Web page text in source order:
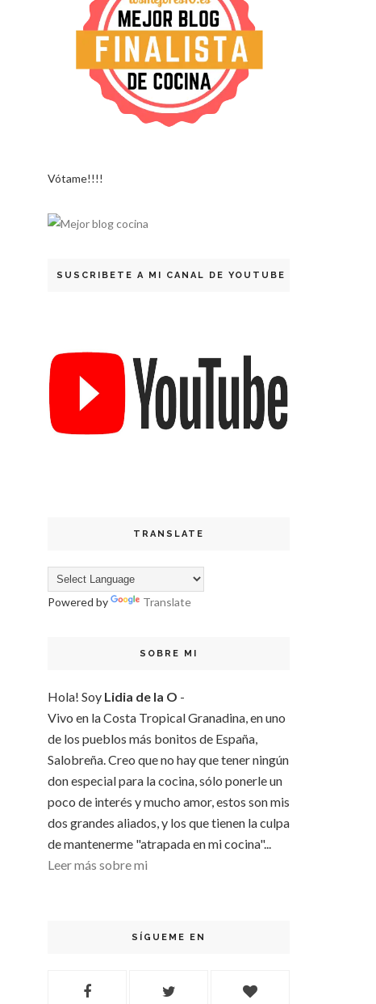
Vótame!!!!
SUSCRIBETE A MI CANAL DE YOUTUBE
TRANSLATE
Powered by Translate
SOBRE MI
Hola! Soy Lidia de la O -
Vivo en la Costa Tropical Granadina, en uno
de los pueblos más bonitos de España,
Salobreña. Creo que no hay que tener ningún
don especial para la cocina, sólo ponerle un
poco de interés y mucho amor, estos son mis
dos grandes aliados, y los que tienen la culpa
de mantenerme "atrapada en mi cocina"...
Leer más sobre mi
SÍGUEME EN